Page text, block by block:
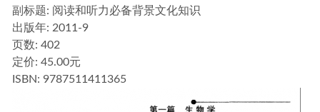
副标题: 阅读和听力必备背景文化知识
出版年: 2011-9
页数: 402
定价: 45.00元
ISBN: 9787511411365